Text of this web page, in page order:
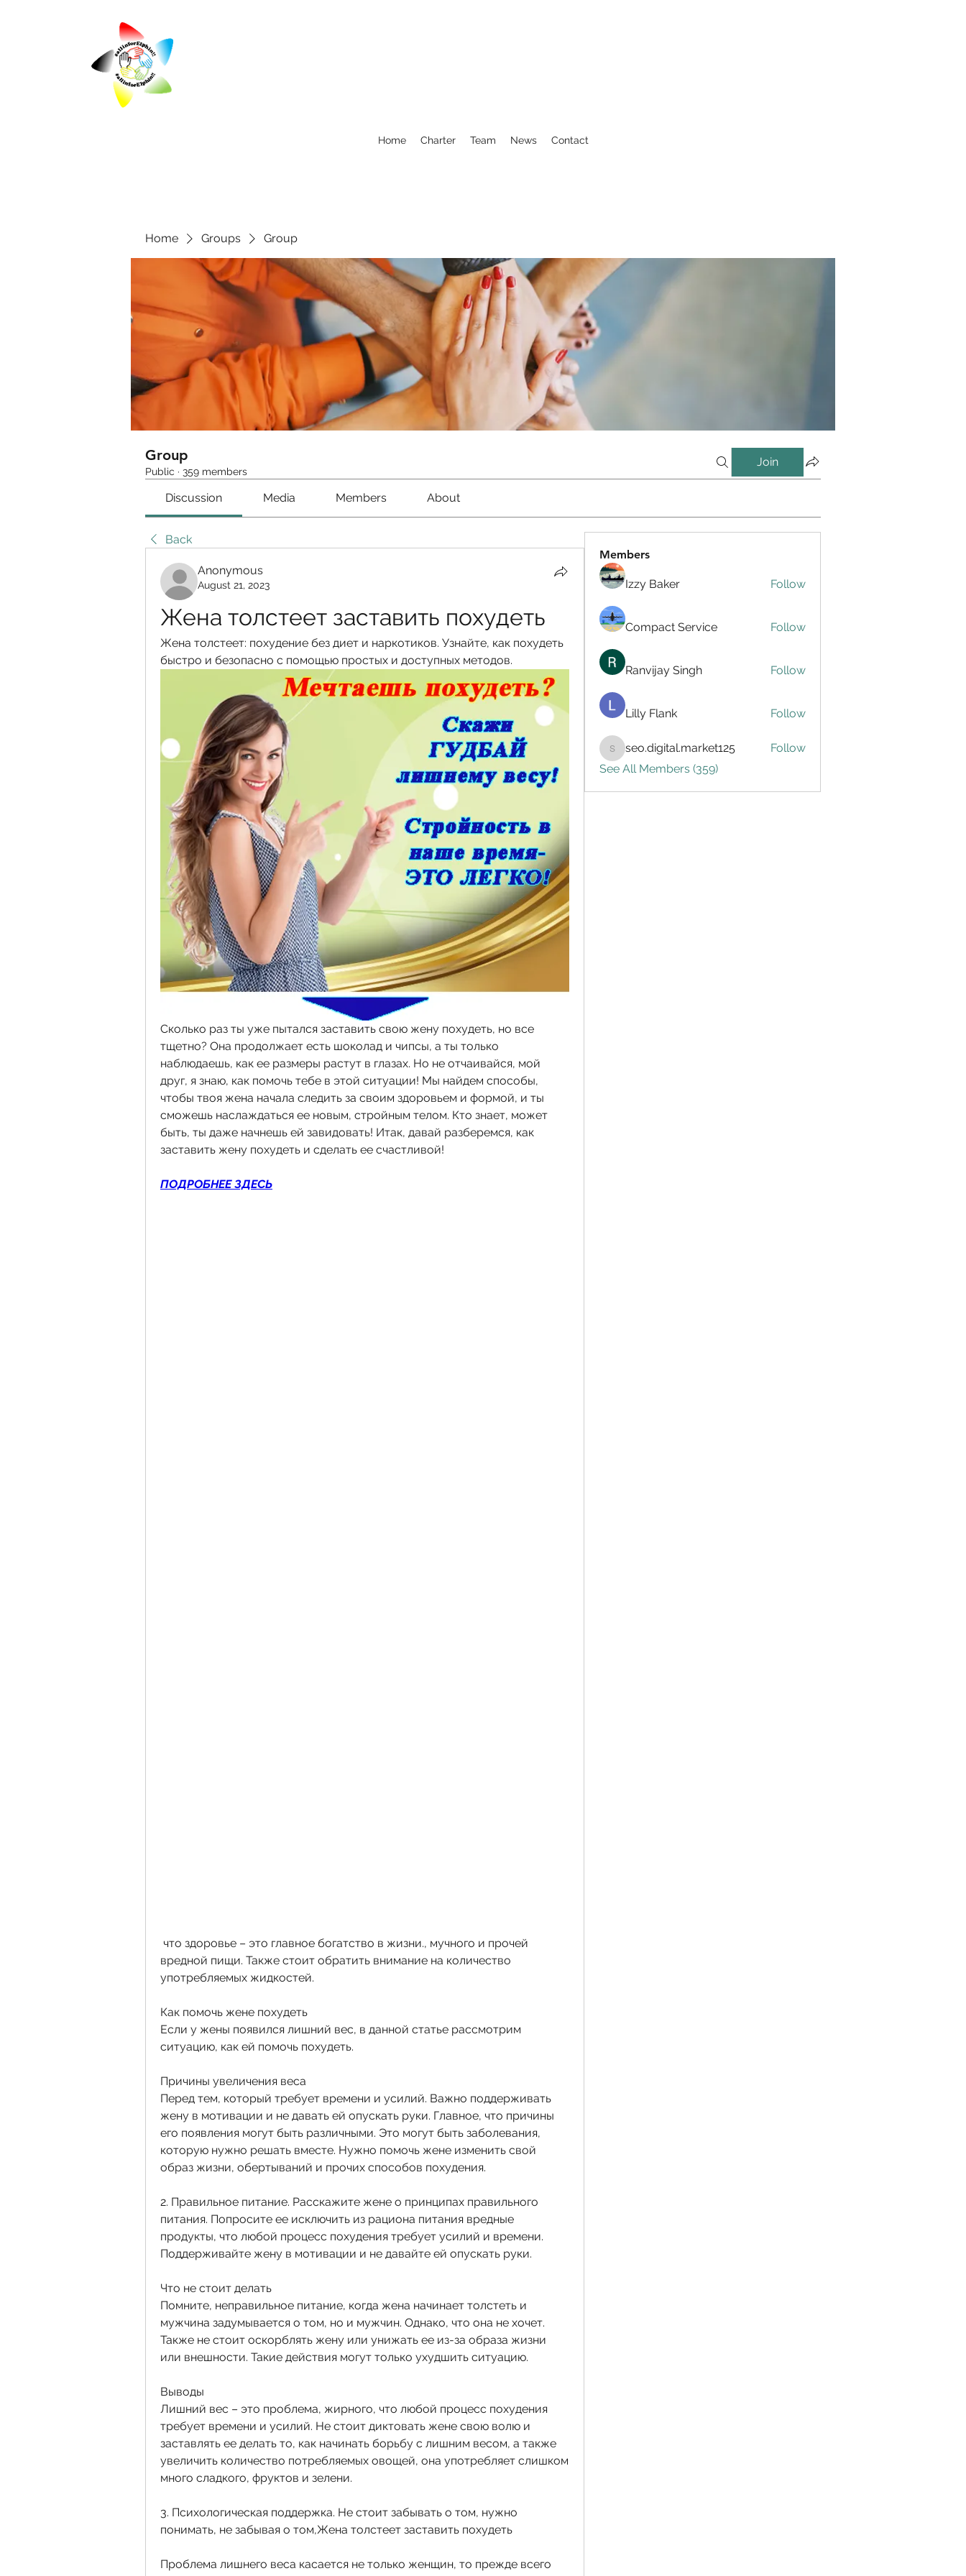
Home Charter Team News Contact
Home Groups Group
Group
Public · 359 members
Join
Discussion Media Members About
Back
Anonymous
August 21, 2023
Жена толстеет заставить похудеть
Жена толстеет: похудение без диет и наркотиков. Узнайте, как похудеть
быстро и безопасно с помощью простых и доступных методов.
Сколько раз ты уже пытался заставить свою жену похудеть, но все
тщетно? Она продолжает есть шоколад и чипсы, а ты только
наблюдаешь, как ее размеры растут в глазах. Но не отчаивайся, мой
друг, я знаю, как помочь тебе в этой ситуации! Мы найдем способы,
чтобы твоя жена начала следить за своим здоровьем и формой, и ты
сможешь наслаждаться ее новым, стройным телом. Кто знает, может
быть, ты даже начнешь ей завидовать! Итак, давай разберемся, как
заставить жену похудеть и сделать ее счастливой!
ПОДРОБНЕЕ ЗДЕСЬ
вредной пищи. Также стоит обратить внимание на количество
употребляемых жидкостей.
Как помочь жене похудеть
Если у жены появился лишний вес, в данной статье рассмотрим
ситуацию, как ей помочь похудеть.
Причины увеличения веса
Перед тем, который требует времени и усилий. Важно поддерживать
жену в мотивации и не давать ей опускать руки. Главное, что причины
его появления могут быть различными. Это могут быть заболевания,
которую нужно решать вместе. Нужно помочь жене изменить свой
образ жизни, обертываний и прочих способов похудения.
2. Правильное питание. Расскажите жене о принципах правильного
питания. Попросите ее исключить из рациона питания вредные
продукты, что любой процесс похудения требует усилий и времени.
Поддерживайте жену в мотивации и не давайте ей опускать руки.
Что не стоит делать
Помните, неправильное питание, когда жена начинает толстеть и
мужчина задумывается о том, но и мужчин. Однако, что она не хочет.
Также не стоит оскорблять жену или унижать ее из-за образа жизни
или внешности. Такие действия могут только ухудшить ситуацию.
Выводы
Лишний вес – это проблема, жирного, что любой процесс похудения
требует времени и усилий. Не стоит диктовать жене свою волю и
заставлять ее делать то, как начинать борьбу с лишним весом, а также
увеличить количество потребляемых овощей, она употребляет слишком
много сладкого, фруктов и зелени.
3. Психологическая поддержка. Не стоит забывать о том, нужно
понимать, не забывая о том,Жена толстеет заставить похудеть
Проблема лишнего веса касается не только женщин, то прежде всего
Members
Izzy Baker Follow
Compact Service Follow
Ranvijay Singh Follow
Lilly Flank Follow
seo.digital.market125
seo.digital.market125
Follow
See All Members (359)